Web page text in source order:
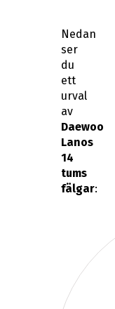
Nedan
ser
du
ett
urval
av
Daewoo
Lanos
14
tums
fälgar: